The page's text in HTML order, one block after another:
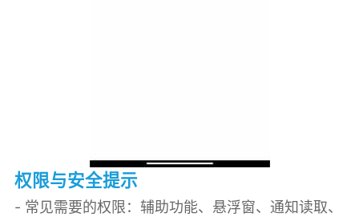
权限与安全提示
- 常见需要的权限：辅助功能、悬浮窗、通知读取、